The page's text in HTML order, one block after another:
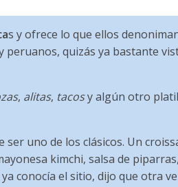
s y ofrece lo que ellos
peruanos, quizás ya bastante
, alitas, tacosy algún otro
ser uno de los clásicos. Un
kimchi, salsa de
conocía el sitio, dijo que otra